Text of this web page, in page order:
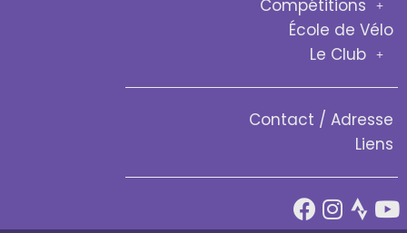
Compétitions
École de Vélo
Le Club
Contact / Adresse
Liens